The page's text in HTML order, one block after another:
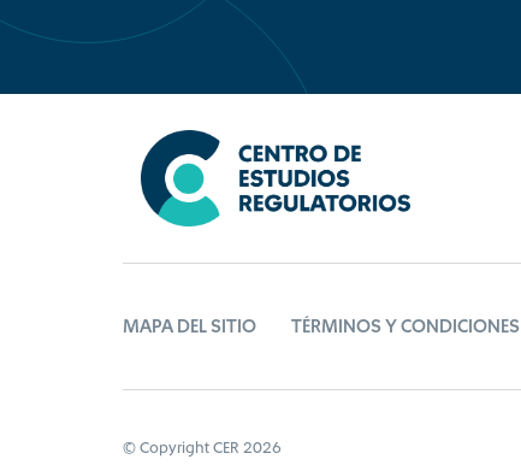
MAPA DEL SITIO TÉRMINOS Y CONDICIONES
© Copyright CER 2026